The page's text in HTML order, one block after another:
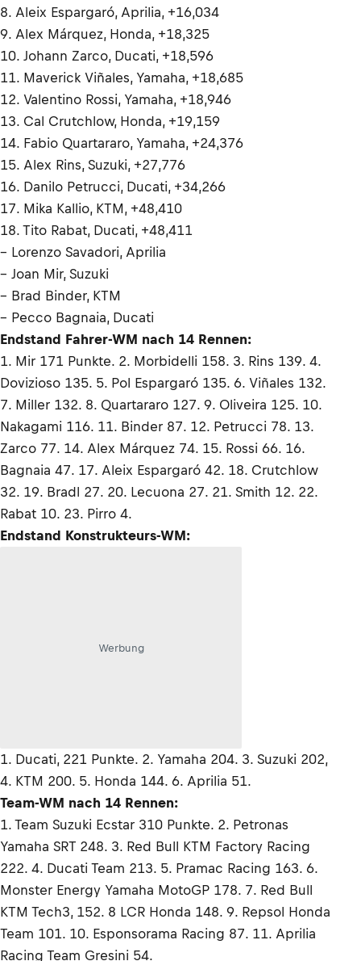
8. Aleix Espargaró, Aprilia, +16,034
9. Alex Márquez, Honda, +18,325
10. Johann Zarco, Ducati, +18,596
11. Maverick Viñales, Yamaha, +18,685
12. Valentino Rossi, Yamaha, +18,946
13. Cal Crutchlow, Honda, +19,159
14. Fabio Quartararo, Yamaha, +24,376
15. Alex Rins, Suzuki, +27,776
16. Danilo Petrucci, Ducati, +34,266
17. Mika Kallio, KTM, +48,410
18. Tito Rabat, Ducati, +48,411
– Lorenzo Savadori, Aprilia
– Joan Mir, Suzuki
– Brad Binder, KTM
– Pecco Bagnaia, Ducati
Endstand Fahrer-WM nach 14 Rennen:
1. Mir 171 Punkte. 2. Morbidelli 158. 3. Rins 139. 4.
Dovizioso 135. 5. Pol Espargaró 135. 6. Viñales 132.
7. Miller 132. 8. Quartararo 127. 9. Oliveira 125. 10.
Nakagami 116. 11. Binder 87. 12. Petrucci 78. 13.
Zarco 77. 14. Alex Márquez 74. 15. Rossi 66. 16.
Bagnaia 47. 17. Aleix Espargaró 42. 18. Crutchlow
32. 19. Bradl 27. 20. Lecuona 27. 21. Smith 12. 22.
Rabat 10. 23. Pirro 4.
Endstand Konstrukteurs-WM:
Werbung
1. Ducati, 221 Punkte. 2. Yamaha 204. 3. Suzuki 202,
4. KTM 200. 5. Honda 144. 6. Aprilia 51.
Team-WM nach 14 Rennen:
1. Team Suzuki Ecstar 310 Punkte. 2. Petronas
Yamaha SRT 248. 3. Red Bull KTM Factory Racing
222. 4. Ducati Team 213. 5. Pramac Racing 163. 6.
Monster Energy Yamaha MotoGP 178. 7. Red Bull
KTM Tech3, 152. 8 LCR Honda 148. 9. Repsol Honda
Team 101. 10. Esponsorama Racing 87. 11. Aprilia
Racing Team Gresini 54.